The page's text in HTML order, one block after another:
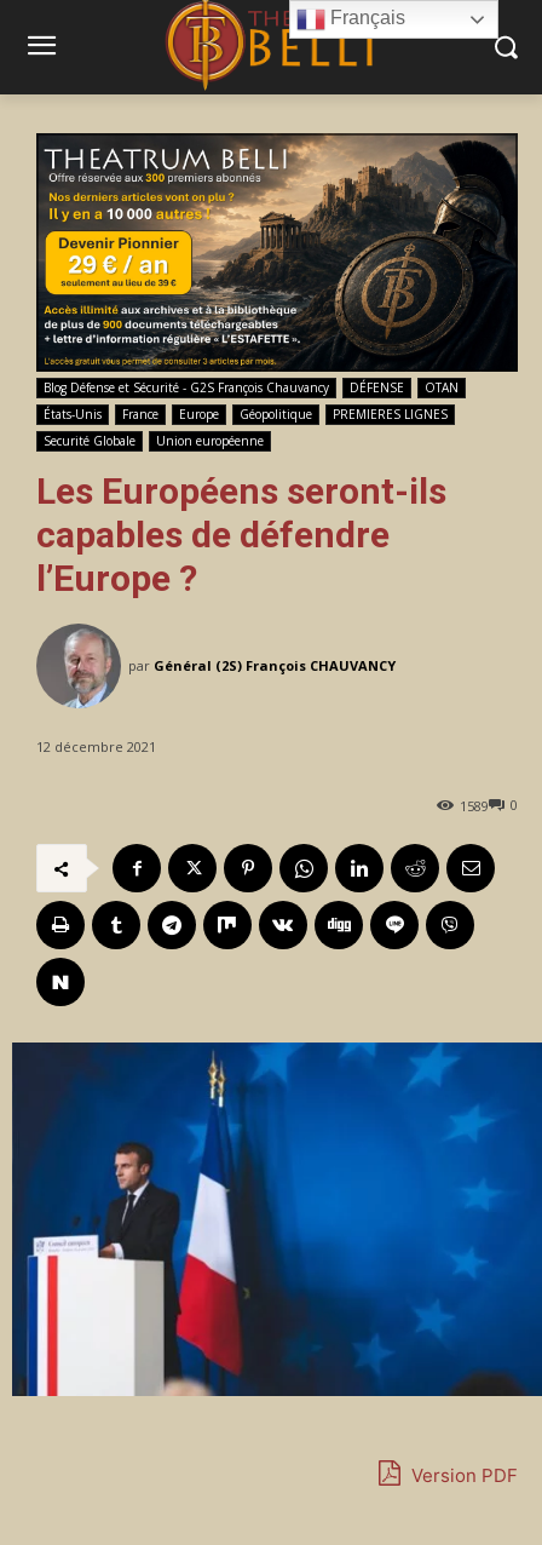
Blog Défense et Sécurité - G2S François Chauvancy DÉFENSE
OTAN
États-Unis
France Europe Géopolitique
PREMIERES LIGNES
Securité Globale
Union européenne
Les Européens seront-ils
capables de défendre
l’Europe ?
par Général (2S) François CHAUVANCY
12 décembre 2021
0
1589
Version PDF
Français